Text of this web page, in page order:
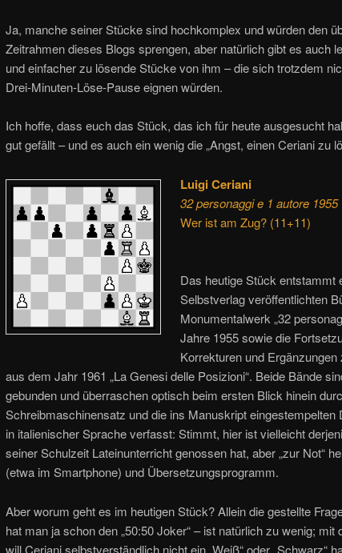
Ja, manche seiner Stücke sind hochkomplex und würden den
Zeitrahmen dieses Blogs sprengen, aber natürlich gibt es auch
und einfacher zu lösende Stücke von ihm – die sich trotzdem
Drei-Minuten-Löse-Pause eignen würden.
Ich hoffe, dass euch das Stück, das ich für heute ausgesucht
gut gefällt – und es auch ein wenig die „Angst, einen Ceriani zu
Luigi Ceriani
32 personaggi e 1 autore 1955
Wer ist am Zug? (11+11)
Das heutige Stück entstammt
Selbstverlag veröffentlichten
Monumentalwerk „32
Jahre 1955 sowie die
Korrekturen und Ergänzungen
aus dem Jahr 1961 „La Genesi delle Posizioni“. Beide Bände
gebunden und überraschen optisch beim ersten Blick hinein
Schreibmaschinensatz und die ins Manuskript eingestempelten
in italienischer Sprache verfasst: Stimmt, hier ist vielleicht
seiner Schulzeit Lateinunterricht genossen hat, aber „zur Not“
(etwa im Smartphone) und Übersetzungsprogramm.
Aber worum geht es im heutigen Stück? Allein die gestellte
hat man ja schon den „50:50 Joker“ – ist natürlich zu wenig;
will Ceriani selbstverständlich nicht ein „Weiß“ oder „Schwarz“